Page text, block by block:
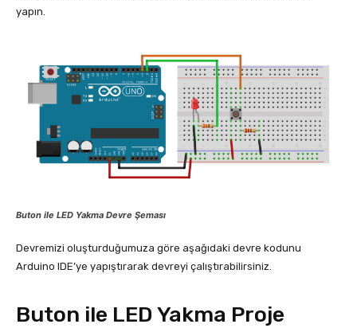
yapın.
Buton ile LED Yakma Devre Şeması
Devremizi oluşturduğumuza göre aşağıdaki devre kodunu
Arduino IDE’ye yapıştırarak devreyi çalıştırabilirsiniz.
Buton ile LED Yakma Proje